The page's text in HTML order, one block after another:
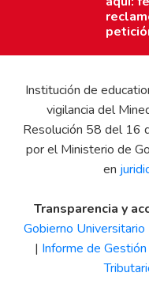
Institución de
vigilancia del
Resolución 58 del 16
por el Ministerio de
en
Transparencia y
Gobierno Universitario
| Informe de Gestión